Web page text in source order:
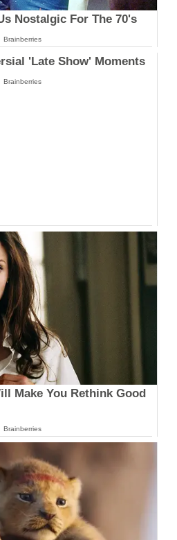
Nostalgic For The 70's
Brainberries
'Late Show' Moments
Brainberries
Make You Rethink Good
Brainberries